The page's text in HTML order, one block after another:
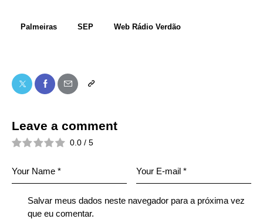
Palmeiras SEP Web Rádio Verdão
Leave a comment
0.0 / 5
Salvar meus dados neste navegador para a próxima vez
que eu comentar.